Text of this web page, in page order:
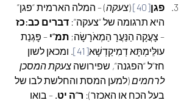
פגן[40]
(צעקה) – המלה הארמית “פגן”
היא תרגומה של “צעקה”: דברים כב:כז
– צָעֲקָה הַנַּעֲרָ הַמְאֹרָשָׂה; תמ”י – פָּגְנַת
עוּלֵּימְתָּא דְמִיקַדְשָׁא[41]
. ומכאן לשון
חז”ל “הפגנה”, שפירושה צעקת המסכן
לרחמים (למען המסת והחלשת לבו של
בעל הכח או האכזר): ר”ה יט. – בואו